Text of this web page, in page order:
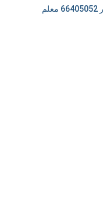
دهان صباغ ضاحية مبارك العبدالله الجابر 66405052 معلم